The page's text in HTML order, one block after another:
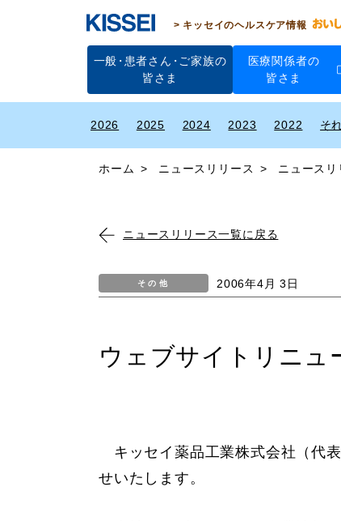
キッセイのヘルスケア情報
一般・患者さん・ご家族の
皆さま
医療関係者の
皆さま
2026 2025 2024 2023 2022
ホーム ニュースリリース ニュースリ
ニュースリリース一覧に戻る
その他 2006年4月 3日
ウェブサイトリニュ
キッセイ薬品工業株式会社（代
せいたします。